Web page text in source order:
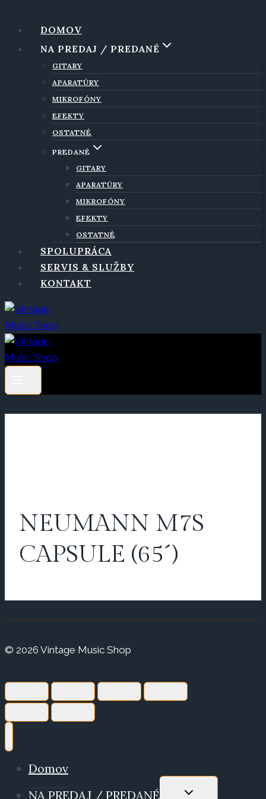
DOMOV
NA PREDAJ / PREDANÉ
GITARY
APARATÚRY
MIKROFÓNY
EFEKTY
OSTATNÉ
PREDANÉ
GITARY
APARATÚRY
MIKROFÓNY
EFEKTY
OSTATNÉ
SPOLUPRÁCA
SERVIS & SLUŽBY
KONTAKT
NEUMANN M7S
CAPSULE (65´)
© 2026 Vintage Music Shop
Domov
NA PREDAJ / PREDANÉ
TOGGLE